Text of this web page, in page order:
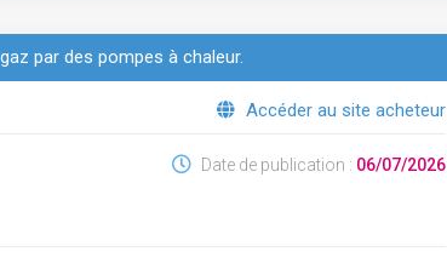
par des pompes à chaleur.
Accéder au site acheteur
Date de publication : 06/07/2026